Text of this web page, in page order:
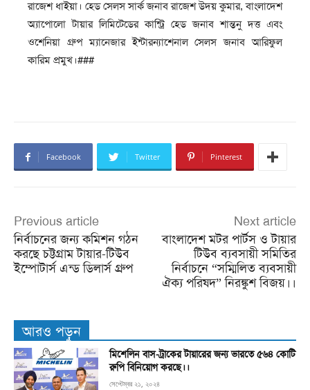
রাজেশ ধাইয়া। হেড সেলস সার্ক জনাব রাজেশ উদয় কুমার, বাংলাদেশ
অ্যাপোলো টায়ার লিমিটেডের কান্ট্রি হেড জনাব শান্তনু দত্ত এবং
ওশেনিয়া গ্রুপ ম্যানেজার ইন্টারন্যাশেনাল সেলস জনাব আরিফুল
কারিম প্রমুখ।###
Facebook Twitter Pinterest
Previous article
নির্বাচনের জন্য কমিশন গঠন
করছে চট্টগ্রাম টায়ার-টিউব
ইম্পোটার্স এন্ড ডিলার্স গ্রুপ
Next article
বাংলাদেশ মটর পার্টস ও টায়ার
টিউব ব্যবসায়ী সমিতির
নির্বাচনে “সম্মিলিত ব্যবসায়ী
ঐক্য পরিষদ” নিরঙ্কুশ বিজয়।।
আরও পড়ুন
মিশেলিন বাস-ট্রাকের টায়ারের জন্য ভারতে ৫৬৪ কোটি
রুপি বিনিয়োগ করছে।।
সেপ্টেম্বর ২১, ২০২৪